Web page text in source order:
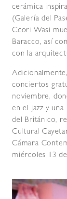
cerámica
(Galería del
Ccori Wasi
Baracco, así
con la
conciertos
noviembre,
en el jazz y
del Británico,
Cultural
Cámara
miércoles 13